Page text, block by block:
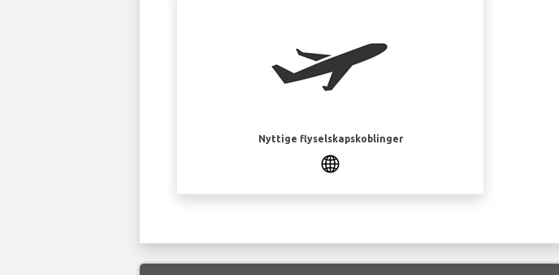
Nyttige flyselskapskoblinger